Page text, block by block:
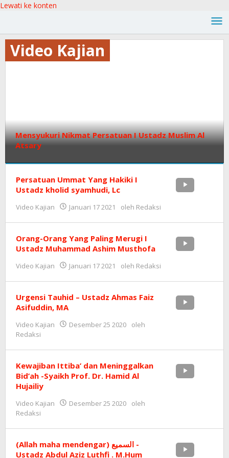
Lewati ke konten
Mensyukuri Nikmat Persatuan I Ustadz Muslim Al
Atsary
Kajian
Video Kajian
Persatuan Ummat Yang Hakiki I
Ustadz kholid syamhudi, Lc
Video Kajian Januari 17 2021 oleh Redaksi
Orang-Orang Yang Paling Merugi I
Ustadz Muhammad Ashim Musthofa
Video Kajian Januari 17 2021 oleh Redaksi
Urgensi Tauhid – Ustadz Ahmas Faiz
Asifuddin, MA
Video Kajian Desember 25 2020
oleh
Redaksi
Kewajiban Ittiba’ dan Meninggalkan
Bid’ah -Syaikh Prof. Dr. Hamid Al
Hujailiy
Video Kajian Desember 25 2020
oleh
Redaksi
(Allah maha mendengar) السميع -
Ustadz Abdul Aziz Luthfi . M.Hum